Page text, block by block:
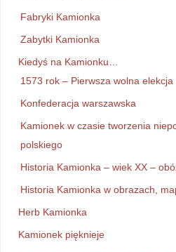
Fabryki Kamionka
Zabytki Kamionka
Kiedyś na Kamionku…
1573 rok – Pierwsza wolna
Konfederacja warszawska
Kamionek w czasie tworzenia
polskiego
Historia Kamionka – wiek XX –
Historia Kamionka w obrazach,
Herb Kamionka
Kamionek pięknieje